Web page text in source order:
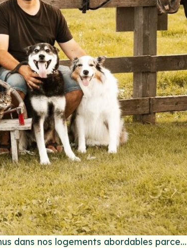
dans nos logements abordables parce…